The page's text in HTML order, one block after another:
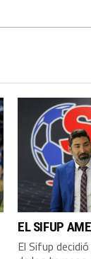
EL SIFUP
El Sifup